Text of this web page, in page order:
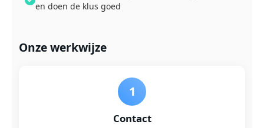
en doen de klus goed
Onze werkwijze
1
Contact